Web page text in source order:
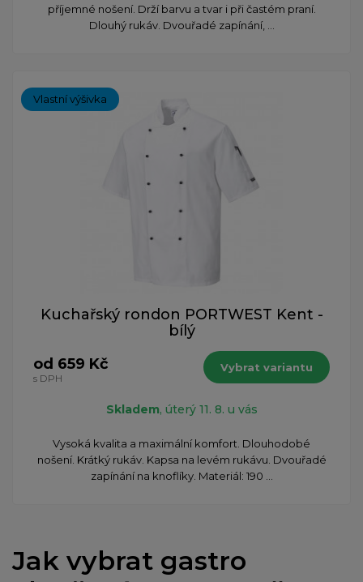
příjemné nošení. Drží barvu a tvar i při častém praní.
Dlouhý rukáv. Dvouřadé zapínání, ...
Vlastní výšivka
Kuchařský rondon PORTWEST Kent -
bílý
od 659 Kč
s DPH
Vybrat variantu
Skladem, úterý 11. 8. u vás
Vysoká kvalita a maximální komfort. Dlouhodobé
nošení. Krátký rukáv. Kapsa na levém rukávu. Dvouřadé
zapínání na knoflíky. Materiál: 190 ...
Jak vybrat gastro